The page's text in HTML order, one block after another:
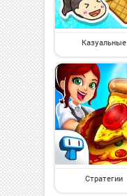
Казуальные
Стратегии